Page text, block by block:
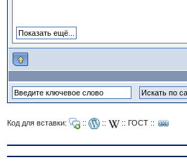
Код для вставки: :: :: :: ГОСТ::